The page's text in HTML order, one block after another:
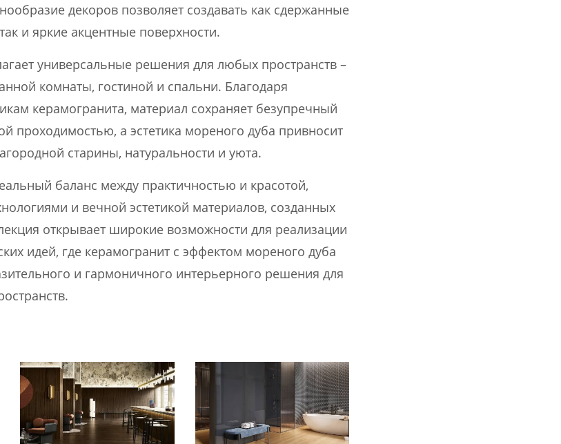
декоров позволяет создавать как сдержанные
и яркие акцентные поверхности.
универсальные решения для любых пространств –
комнаты, гостиной и спальни. Благодаря
керамогранита, материал сохраняет безупречный
проходимостью, а эстетика мореного дуба привносит
старины, натуральности и уюта.
баланс между практичностью и красотой,
и вечной эстетикой материалов, созданных
открывает широкие возможности для реализации
идей, где керамогранит с эффектом мореного дуба
и гармоничного интерьерного решения для